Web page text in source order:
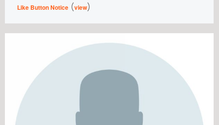
Like Button Notice (view)